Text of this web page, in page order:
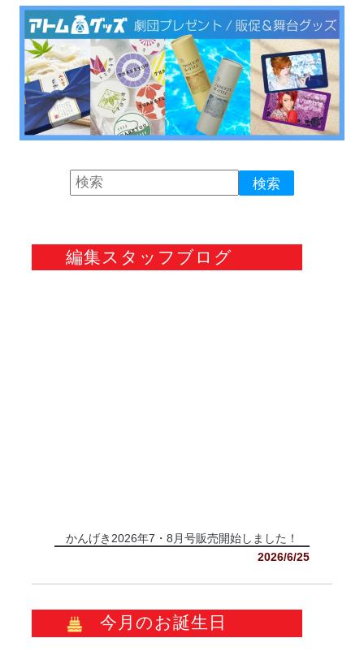
編集スタッフブログ
かんげき2026年7・8月号販売開始しました！
2026/6/25
今月のお誕生日